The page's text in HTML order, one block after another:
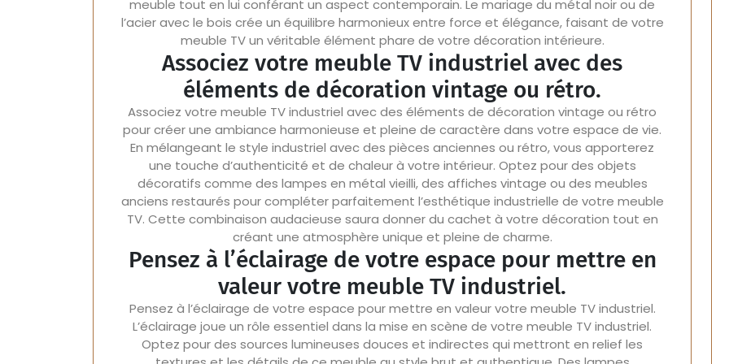
meuble tout en lui conférant un aspect contemporain. Le mariage du métal noir ou de
l’acier avec le bois crée un équilibre harmonieux entre force et élégance, faisant de votre
meuble TV un véritable élément phare de votre décoration intérieure.
Associez votre meuble TV industriel avec des
éléments de décoration vintage ou rétro.
Associez votre meuble TV industriel avec des éléments de décoration vintage ou rétro
pour créer une ambiance harmonieuse et pleine de caractère dans votre espace de vie.
En mélangeant le style industriel avec des pièces anciennes ou rétro, vous apporterez
une touche d’authenticité et de chaleur à votre intérieur. Optez pour des objets
décoratifs comme des lampes en métal vieilli, des affiches vintage ou des meubles
anciens restaurés pour compléter parfaitement l’esthétique industrielle de votre meuble
TV. Cette combinaison audacieuse saura donner du cachet à votre décoration tout en
créant une atmosphère unique et pleine de charme.
Pensez à l’éclairage de votre espace pour mettre en
valeur votre meuble TV industriel.
Pensez à l’éclairage de votre espace pour mettre en valeur votre meuble TV industriel.
L’éclairage joue un rôle essentiel dans la mise en scène de votre meuble TV industriel.
Optez pour des sources lumineuses douces et indirectes qui mettront en relief les